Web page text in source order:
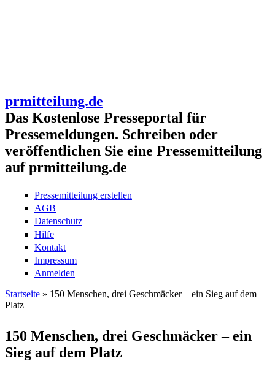
prmitteilung.de
Das Kostenlose Presseportal für
Pressemeldungen. Schreiben oder
veröffentlichen Sie eine Pressemitteilung
auf prmitteilung.de
Pressemitteilung erstellen
AGB
Datenschutz
Hilfe
Kontakt
Impressum
Anmelden
Sie sind hier
Startseite » 150 Menschen, drei Geschmäcker – ein Sieg auf dem
Platz
150 Menschen, drei Geschmäcker – ein
Sieg auf dem Platz